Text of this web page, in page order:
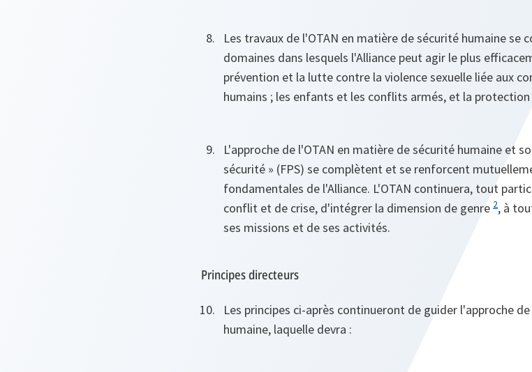
Les travaux de l'OTAN en matière de sécurité humaine se
domaines dans lesquels l'Alliance peut agir le plus
prévention et la lutte contre la violence sexuelle liée aux
humains ; les enfants et les conflits armés, et la
L'approche de l'OTAN en matière de sécurité humaine et
sécurité » (FPS) se complètent et se renforcent
fondamentales de l'Alliance. L'OTAN continuera, tout
conflit et de crise, d'intégrer la dimension de genre 2, à
ses missions et de ses activités.
Principes directeurs
Les principes ci-après continueront de guider l'approche
humaine, laquelle devra :